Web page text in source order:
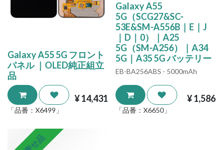
Galaxy A55 5G フロント
パネル ｜OLED純正組立
品
¥14,431
「品番： X6499 」
Galaxy A55
5G（SCG27&SC-
53E&SM-A556B｜E｜J
｜D｜0）｜A25
5G（SM-A256）｜A34
5G｜A35 5G バッテリー
EB-BA256ABS - 5000mAh
¥1,586
「品番： X6650」